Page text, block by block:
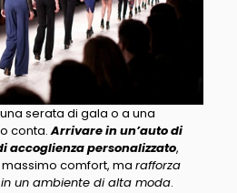
serata di gala o a una
conta.Arrivare in un’auto di
accoglienza personalizzato,
comfort, ma rafforza
un ambiente di alta moda.